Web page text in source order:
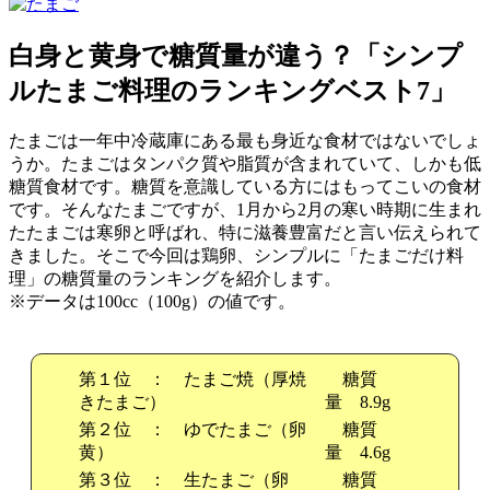
白身と黄身で糖質量が違う？「シンプ
ルたまご料理のランキングベスト7」
たまごは一年中冷蔵庫にある最も身近な食材ではないでしょ
うか。たまごはタンパク質や脂質が含まれていて、しかも低
糖質食材です。糖質を意識している方にはもってこいの食材
です。そんなたまごですが、1月から2月の寒い時期に生まれ
たたまごは寒卵と呼ばれ、特に滋養豊富だと言い伝えられて
きました。そこで今回は鶏卵、シンプルに「たまごだけ料
理」の糖質量のランキングを紹介します。
※データは100cc（100g）の値です。
第１位 ： たまご焼（厚焼
きたまご）
糖質
量 8.9g
第２位 ： ゆでたまご（卵
黄）
糖質
量 4.6g
第３位 ： 生たまご（卵
糖質